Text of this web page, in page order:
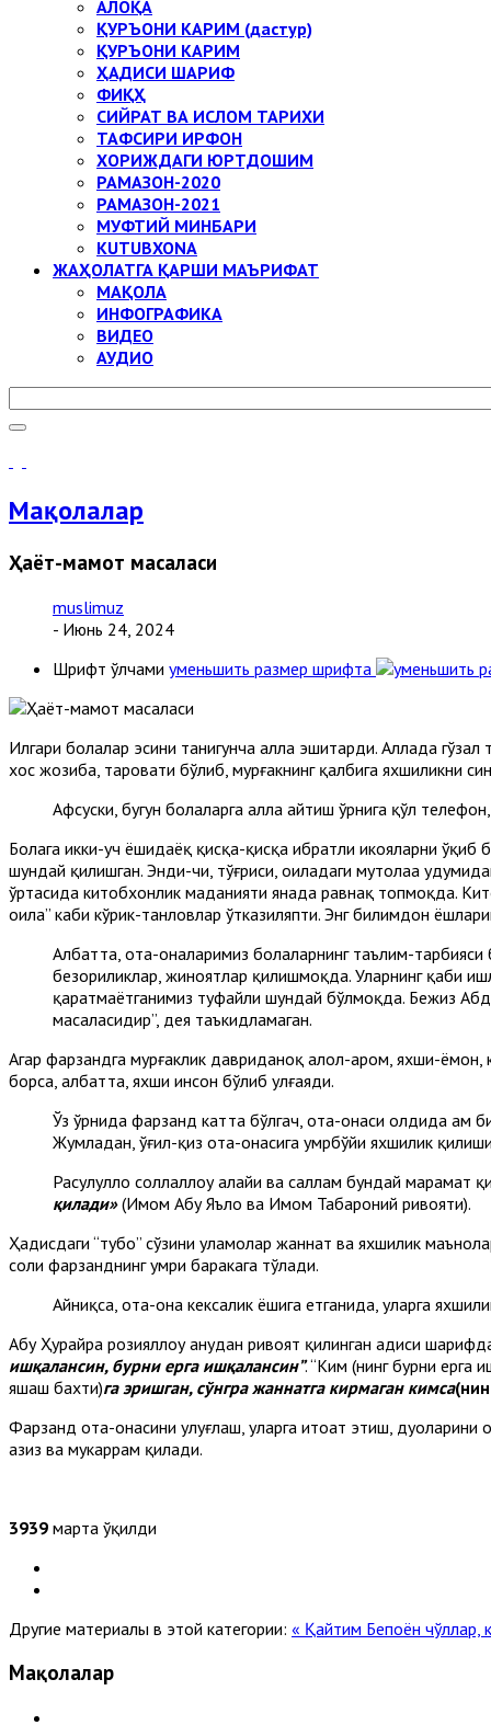
АЛОҚА
ҚУРЪОНИ КАРИМ (дастур)
ҚУРЪОНИ КАРИМ
ҲАДИСИ ШАРИФ
ФИҚҲ
СИЙРАТ ВА ИСЛОМ ТАРИХИ
ТАФСИРИ ИРФОН
ХОРИЖДАГИ ЮРТДОШИМ
РАМАЗОН-2020
РАМАЗОН-2021
МУФТИЙ МИНБАРИ
KUTUBXONA
ЖАҲОЛАТГА ҚАРШИ МАЪРИФАТ
МАҚОЛА
ИНФОГРАФИКА
ВИДЕО
АУДИО
Мақолалар
Ҳаёт-мамот масаласи
muslimuz
- Июнь 24, 2024
Шрифт ўлчами уменьшить размер шрифта
Илгари болалар эсини танигунча алла эшитарди. Аллада гўзал
хос жозиба, таровати бўлиб, мурғакнинг қалбига яхшиликни
Афсуски, бугун болаларга алла айтиш ўрнига қўл
Болага икки-уч ёшидаёқ қисқа-қисқа ибратли ҳикояларни
шундай қилишган. Энди-чи, тўғриси, оиладаги мутолаа
ўртасида китобхонлик маданияти янада равнақ топмоқда.
оила” каби кўрик-танловлар ўтказиляпти. Энг билимдон
Албатта, ота-оналаримиз болаларнинг таълим-
безорилик­лар, жиноятлар қилишмоқда. Уларнинг қа­биҳ
қаратмаётганимиз туфайли шундай бўлмоқ­да. Бежиз
масаласидир”, дея таъкидламаган.
Агар фарзандга мурғаклик давриданоқ ҳалол-ҳаром, яхши-
борса, албатта, яхши инсон бўлиб улғаяди.
Ўз ўрнида фарзанд катта бўлгач, ота-онаси олдида ҳам
Жумладан, ўғил-қиз ота-онасига умрбўйи яхшилик
Расулуллоҳ соллаллоҳу алайҳи ва саллам бундай марҳамат
қилади» (Имом Абу Яъло ва Имом Табароний ривояти).
Ҳадисдаги “тубо” сўзини уламолар жаннат ва яхшилик
солиҳ фарзанднинг умри баракага тўлади.
Айниқса, ота-она кексалик ёшига етганида, уларга
Абу Ҳурайра розияллоҳу анҳудан ривоят қилинган ҳадиси
ишқалансин, бурни ерга ишқалансин”. “Ким (нинг бурни ерга
яшаш бахти)га эришган, сўнгра жаннатга кирмаган кимса
Фарзанд ота-онасини улуғлаш, уларга итоат этиш, дуоларини
азиз ва мукаррам қилади.
3939 марта ўқилди
Другие материалы в этой категории: « Қайтим Бепоён чўллар,
Мақолалар